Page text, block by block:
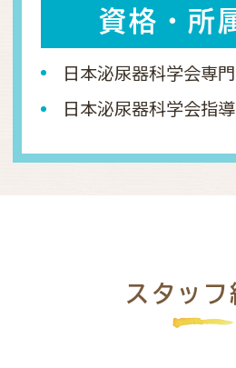
資格・所
日本泌尿器科学会専
日本泌尿器科学会指
スタッフ